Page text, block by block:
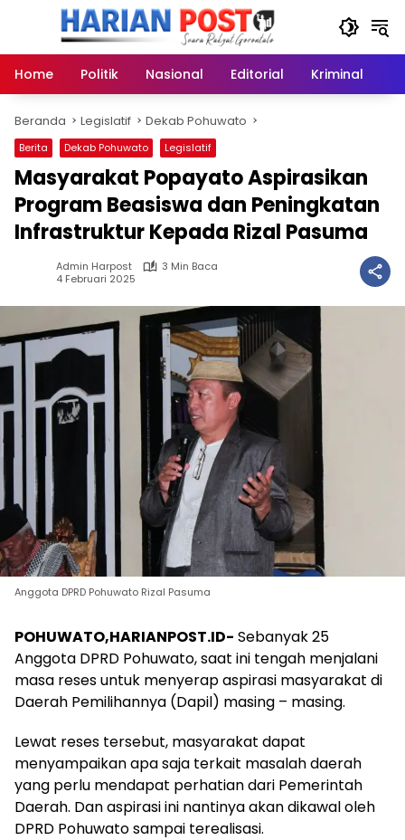
Home
Politik Nasional Editorial Kriminal
Beranda Legislatif Dekab Pohuwato
Berita Dekab Pohuwato Legislatif
Masyarakat Popayato Aspirasikan
Program Beasiswa dan Peningkatan
Infrastruktur Kepada Rizal Pasuma
Admin Harpost
3 Min Baca
4 Februari 2025
Anggota DPRD Pohuwato Rizal Pasuma
POHUWATO,HARIANPOST.ID- Sebanyak 25
Anggota DPRD Pohuwato, saat ini tengah menjalani
masa reses untuk menyerap aspirasi masyarakat di
Daerah Pemilihannya (Dapil) masing – masing.
Lewat reses tersebut, masyarakat dapat
menyampaikan apa saja terkait masalah daerah
yang perlu mendapat perhatian dari Pemerintah
Daerah. Dan aspirasi ini nantinya akan dikawal oleh
DPRD Pohuwato sampai terealisasi.